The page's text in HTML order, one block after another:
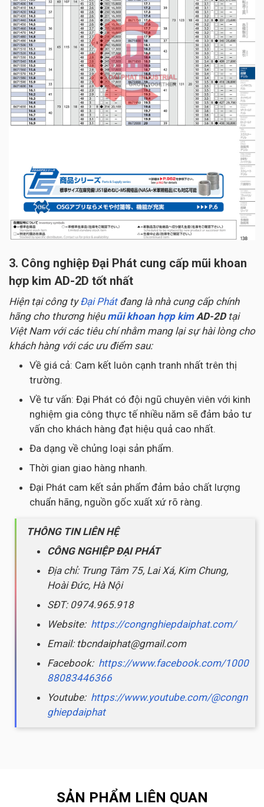
3. Công nghiệp Đại Phát cung cấp mũi khoan
hợp kim AD-2D tốt nhất
Hiện tại công tyĐại Phátđang là nhà cung cấp chính
hãng cho thương hiệu mũi khoan hợp kimAD-2D tại
Việt Nam với các tiêu chí nhằm mang lại sự hài lòng cho
khách hàng với các ưu điểm sau:
Về giá cả: Cam kết luôn cạnh tranh nhất trên thị
trường.
Về tư vấn: Đại Phát có đội ngũ chuyên viên với kinh
nghiệm gia công thực tế nhiều năm sẽ đảm bảo tư
vấn cho khách hàng đạt hiệu quả cao nhất.
Đa dạng về chủng loại sản phẩm.
Thời gian giao hàng nhanh.
Đại Phát cam kết sản phẩm đảm bảo chất lượng
chuẩn hãng, nguồn gốc xuất xứ rõ ràng.
THÔNG TIN LIÊN HỆ
CÔNG NGHIỆP ĐẠI PHÁT
Địa chỉ: Trung Tâm 75, Lai Xá, Kim Chung,
Hoài Đức, Hà Nội
SĐT: 0974.965.918
Website: https://congnghiepdaiphat.com/
Email: tbcndaiphat@gmail.com
Facebook: https://www.facebook.com/1000
88083446366
Youtube: https://www.youtube.com/@congn
ghiepdaiphat
SẢN PHẨM LIÊN QUAN